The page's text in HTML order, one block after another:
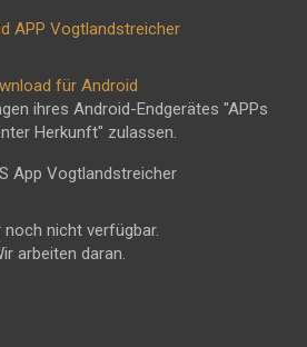
für Android
ihres Android-Endgerätes "APPs
Herkunft" zulassen.
noch nicht verfügbar.
arbeiten daran.